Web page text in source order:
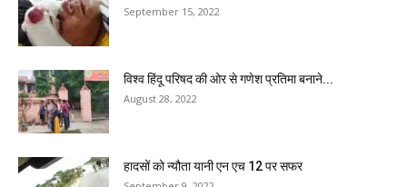
September 15, 2022
विश्व हिंदू परिषद की ओर से गणेश प्रतिमा बनाने...
August 28, 2022
हादसों को न्यौता यानी एन एच 12 पर सफर